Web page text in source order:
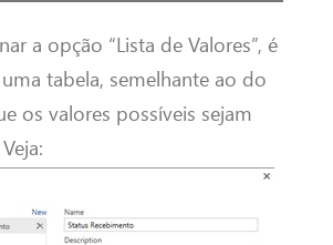
a opção “Lista de Valores”, é
tabela, semelhante ao do
os valores possíveis sejam